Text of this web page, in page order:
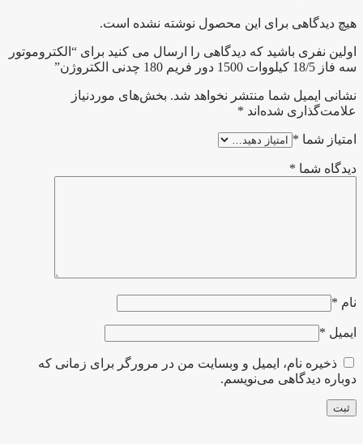
هیچ دیدگاهی برای این محصول نوشته نشده است.
اولین نفری باشید که دیدگاهی را ارسال می کنید برای “الکتروموتور
سه فاز 18/5 کیلووات 1500 دور فریم 180 چدنی الکتروژن”
نشانی ایمیل شما منتشر نخواهد شد. بخش‌های موردنیاز
علامت‌گذاری شده‌اند *
امتیاز شما *
دیدگاه شما *
نام *
ایمیل *
ذخیره نام، ایمیل و وبسایت من در مرورگر برای زمانی که
دوباره دیدگاهی می‌نویسم.